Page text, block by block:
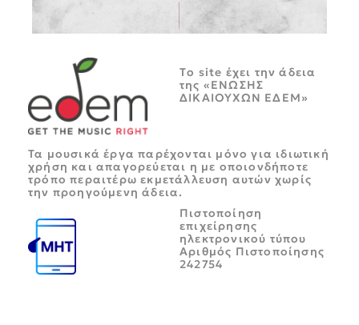
Tο site έχει την άδεια
της «ΕΝΩΣΗΣ
ΔΙΚΑΙΟΥΧΩΝ ΕΔΕΜ»
Τα μουσικά έργα παρέχονται μόνο για ιδιωτική
χρήση και απαγορεύεται η με οποιονδήποτε
τρόπο περαιτέρω εκμετάλλευση αυτών χωρίς
την προηγούμενη άδεια.
Πιστοποίηση
επιχείρησης
ηλεκτρονικού τύπου
Αριθμός Πιστοποίησης
242754